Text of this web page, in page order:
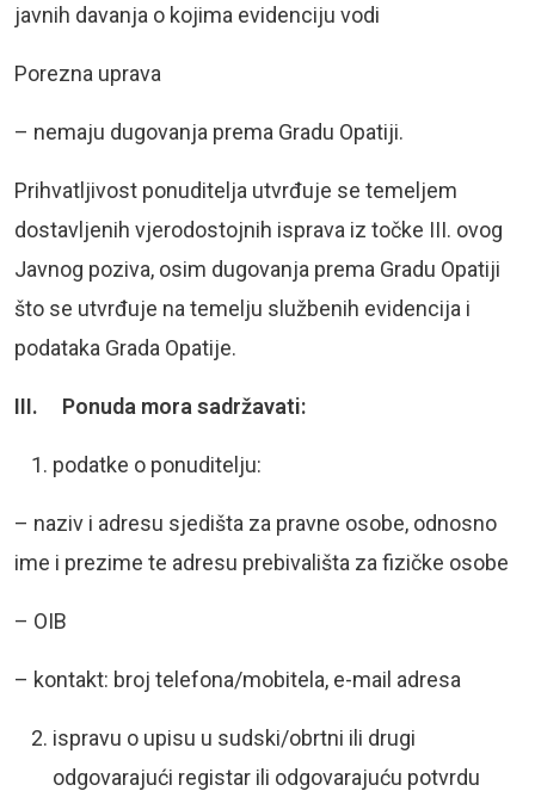
javnih davanja o kojima evidenciju vodi
Porezna uprava
– nemaju dugovanja prema Gradu Opatiji.
Prihvatljivost ponuditelja utvrđuje se temeljem
dostavljenih vjerodostojnih isprava iz točke III. ovog
Javnog poziva, osim dugovanja prema Gradu Opatiji
što se utvrđuje na temelju službenih evidencija i
podataka Grada Opatije.
III. Ponuda mora sadržavati:
podatke o ponuditelju:
– naziv i adresu sjedišta za pravne osobe, odnosno
ime i prezime te adresu prebivališta za fizičke osobe
– OIB
– kontakt: broj telefona/mobitela, e-mail adresa
ispravu o upisu u sudski/obrtni ili drugi
odgovarajući registar ili odgovarajuću potvrdu